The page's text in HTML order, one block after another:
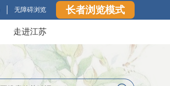
无障碍浏览 长者浏览模式
走进江苏